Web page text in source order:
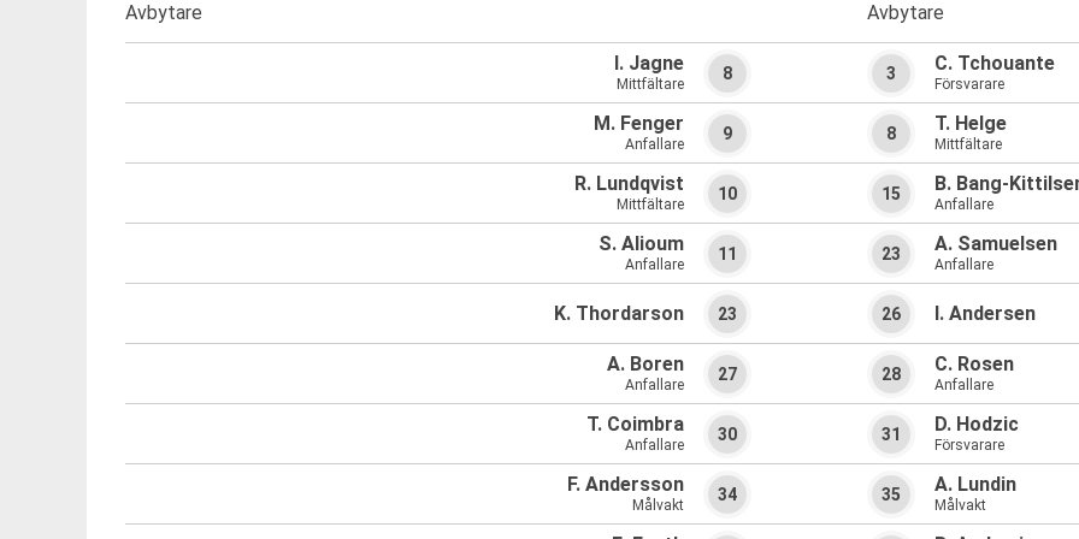
Avbytare
I. Jagne
Mittfältare
8
M. Fenger
Anfallare
9
R. Lundqvist
Mittfältare
10
S. Alioum
Anfallare
11
K. Thordarson 23
A. Boren
Anfallare
27
T. Coimbra
Anfallare
30
F. Andersson
Målvakt
34
Avbytare
3 C. Tchouante
Försvarare
8 T. Helge
Mittfältare
15 B. Bang-
Anfallare
23 A. Samuelsen
Anfallare
26 I. Andersen
28 C. Rosen
Anfallare
31 D. Hodzic
Försvarare
35 A. Lundin
Målvakt